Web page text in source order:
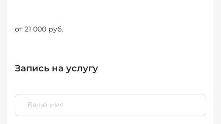
от 21 000 руб.
Запись на услугу